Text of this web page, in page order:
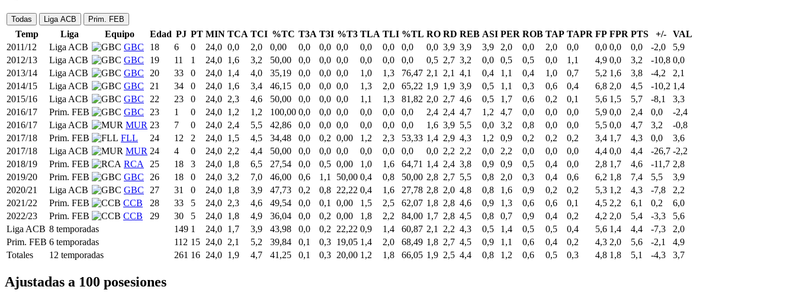
Todas Liga ACB Prim. FEB
Temp Liga Equipo Edad PJ PT MIN TCA TCI %TC T3A T3I %T3 TLA TLI %TL RO RD REB ASI PER ROB TAP TAPR FP FPR PTS +/-
VAL
2011/12
Liga ACB GBC 18 6 0 24,0 0,0 2,0 0,00 0,0 0,0 0,0 0,0 0,0 0,0 0,0 3,9 3,9 3,9 2,0 0,0 2,0 0,0 0,0 0,0 0,0 -2,0
5,9
2012/13
Liga ACB GBC 19 11 1 24,0 1,6 3,2 50,00 0,0 0,0 0,0 0,0 0,0 0,0 0,5 2,7 3,2 0,0 0,5 0,5 0,0 1,1 4,9 0,0 3,2 -10,8 0,0
2013/14
Liga ACB GBC 20 33 0 24,0 1,4 4,0 35,19 0,0 0,0 0,0 1,0 1,3 76,47 2,1 2,1 4,1 0,4 1,1 0,4 1,0 0,7 5,2 1,6 3,8 -4,2
2,1
2014/15
Liga ACB GBC 21 34 0 24,0 1,6 3,4 46,15 0,0 0,0 0,0 1,3 2,0 65,22 1,9 1,9 3,9 0,5 1,1 0,3 0,6 0,4 6,8 2,0 4,5 -10,2 1,4
2015/16
Liga ACB GBC 22 23 0 24,0 2,3 4,6 50,00 0,0 0,0 0,0 1,1 1,3 81,82 2,0 2,7 4,6 0,5 1,7 0,6 0,2 0,1 5,6 1,5 5,7 -8,1
3,3
2016/17
Prim. FEB GBC 23 1 0 24,0 1,2 1,2 100,00 0,0 0,0 0,0 0,0 0,0 0,0 2,4 2,4 4,7 1,2 4,7 0,0 0,0 0,0 5,9 0,0 2,4 0,0
-2,4
2016/17
Liga ACB MUR 23 7 0 24,0 2,4 5,5 42,86 0,0 0,0 0,0 0,0 0,0 0,0 1,6 3,9 5,5 0,0 3,2 0,8 0,0 0,0 5,5 0,0 4,7 3,2
-0,8
2017/18
Prim. FEB FLL 24 12 2 24,0 1,5 4,5 34,48 0,0 0,2 0,00 1,2 2,3 53,33 1,4 2,9 4,3 1,2 0,9 0,2 0,2 0,2 3,4 1,7 4,3 0,0
3,6
2017/18
Liga ACB MUR 24 4 0 24,0 2,2 4,4 50,00 0,0 0,0 0,0 0,0 0,0 0,0 0,0 2,2 2,2 0,0 2,2 0,0 0,0 0,0 4,4 0,0 4,4 -26,7 -2,2
2018/19
Prim. FEB RCA 25 18 3 24,0 1,8 6,5 27,54 0,0 0,5 0,00 1,0 1,6 64,71 1,4 2,4 3,8 0,9 0,9 0,5 0,4 0,0 2,8 1,7 4,6 -11,7 2,8
2019/20
Prim. FEB GBC 26 18 0 24,0 3,2 7,0 46,00 0,6 1,1 50,00 0,4 0,8 50,00 2,8 2,7 5,5 0,8 2,0 0,3 0,4 0,6 6,2 1,8 7,4 5,5
3,9
2020/21
Liga ACB GBC 27 31 0 24,0 1,8 3,9 47,73 0,2 0,8 22,22 0,4 1,6 27,78 2,8 2,0 4,8 0,8 1,6 0,9 0,2 0,2 5,3 1,2 4,3 -7,8
2,2
2021/22
Prim. FEB CCB 28 33 5 24,0 2,3 4,6 49,54 0,0 0,1 0,00 1,5 2,5 62,07 1,8 2,8 4,6 0,9 1,3 0,6 0,6 0,1 4,5 2,2 6,1 0,2
6,0
2022/23
Prim. FEB CCB 29 30 5 24,0 1,8 4,9 36,04 0,0 0,2 0,00 1,8 2,2 84,00 1,7 2,8 4,5 0,8 0,7 0,9 0,4 0,2 4,2 2,0 5,4 -3,3
5,6
Liga ACB 8 temporadas 149 1 24,0 1,7 3,9 43,98 0,0 0,2 22,22 0,9 1,4 60,87 2,1 2,2 4,3 0,5 1,4 0,5 0,5 0,4 5,6 1,4 4,4 -7,3
2,0
Prim. FEB 6 temporadas 112 15 24,0 2,1 5,2 39,84 0,1 0,3 19,05 1,4 2,0 68,49 1,8 2,7 4,5 0,9 1,1 0,6 0,4 0,2 4,3 2,0 5,6 -2,1
4,9
Totales
12 temporadas 261 16 24,0 1,9 4,7 41,25 0,1 0,3 20,00 1,2 1,8 66,05 1,9 2,5 4,4 0,8 1,2 0,6 0,5 0,3 4,8 1,8 5,1 -4,3 3,7
Ajustadas a 100 posesiones